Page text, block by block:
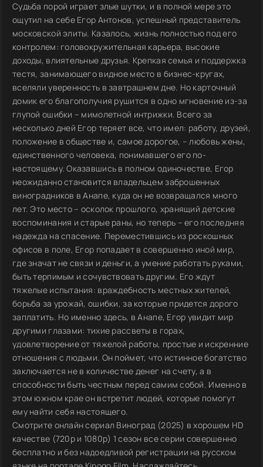
Судьба порой играет злые шутки, и в полной мере это
ощутил на себе Егор Антонов, успешный представитель
московской элиты. Казалось, жизнь полностью под его
контролем: головокружительная карьера, высокие
доходы, влиятельные друзья. Крепкая семья и поддержка
тестя, занимающего видное место в бизнес-кругах,
вселяли уверенность в завтрашнем дне. Но карточный
домик его благополучия рушится в одно мгновение из-за
глупой ошибки – мимолетной интрижки. Всего за
несколько дней Егор теряет все, что имел: работу, друзей,
положение в обществе и, самое дорогое, – любовь жены,
единственного человека, понимавшего его по-
настоящему. Оказавшись в полном одиночестве, Егор
неожиданно становится владельцем заброшенных
виноградников в Анапе, куда он не возвращался много
лет. Это место – осколок прошлого, хранящий детские
воспоминания и старые раны, но теперь – его последняя
надежда на спасение. Переместившись из роскошных
офисов в поле, Егор попадает в совершенно иной мир,
где значат не связи и деньги, а умение работать руками,
быть терпимым и сочувствовать другим. Его ждут
тяжелые испытания: враждебность местных жителей,
борьба за урожай, ошибки, за которые придется дорого
заплатить. Но именно здесь, в Анапе, Егор увидит мир
другими глазами: тихие рассветы в горах,
удовлетворение от тяжелой работы, простые и искренние
отношения с людьми. Он поймет, что истинное богатство
заключается не в количестве денег на счету, а в
способности быть честным перед самим собой. Именно в
этом южном крае он встретит людей, которые помогут
ему найти себя настоящего.
Смотрите онлайн сериал Виноград (2025) в хорошем HD
качестве (720p и 1080p) 1 сезон все серии совершенно
бесплатно и без надоедливой регистрации на русском